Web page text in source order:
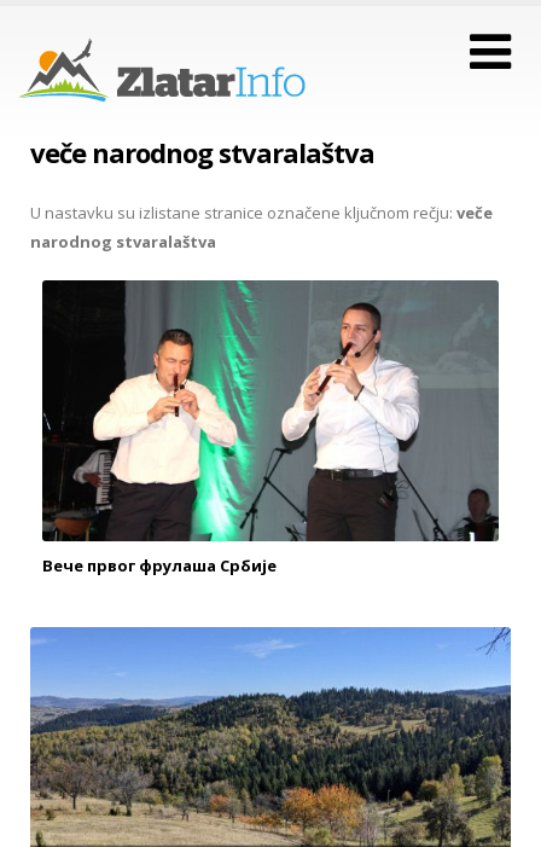
veče narodnog stvaralaštva
U nastavku su izlistane stranice označene ključnom rečju: veče
narodnog stvaralaštva
Вече првог фрулаша Србије